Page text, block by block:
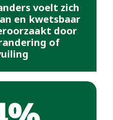
voelt zich
en kwetsbaar
door
of